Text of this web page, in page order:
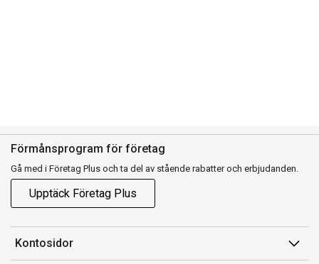
Förmånsprogram för företag
Gå med i Företag Plus och ta del av stående rabatter och erbjudanden.
Upptäck Företag Plus
Kontosidor